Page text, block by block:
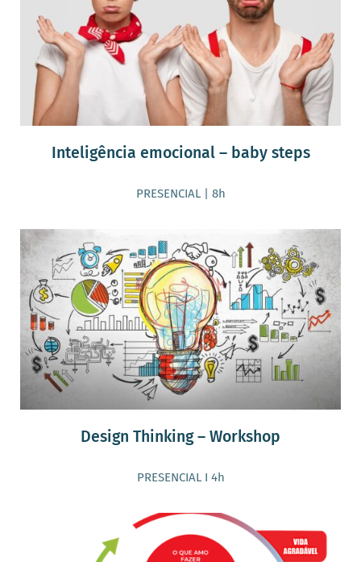
Inteligência emocional – baby steps
PRESENCIAL | 8h
Design Thinking – Workshop
PRESENCIAL I 4h